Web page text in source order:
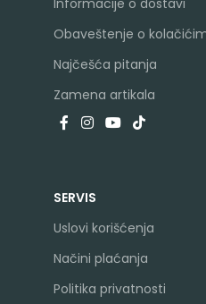
Obaveštenje o
Najčešća pitanja
Zamena artikala
SERVIS
Uslovi korišćenja
Načini plaćanja
Politika privatnosti